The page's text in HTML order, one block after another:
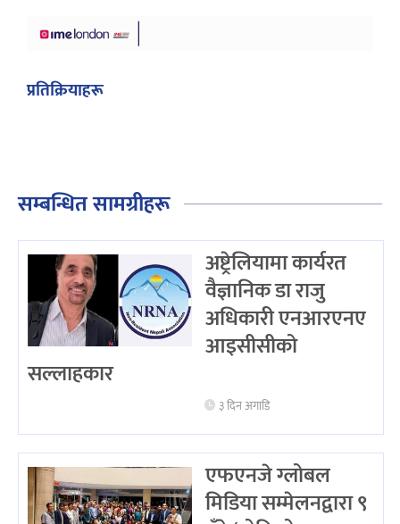
प्रतिक्रियाहरू
सम्बन्धित सामग्रीहरू
अष्ट्रेलियामा कार्यरत
वैज्ञानिक डा राजु
अधिकारी एनआरएनए
आइसीसीको
सल्लाहकार
३ दिन अगाडि
एफएनजे ग्लोबल
मिडिया सम्मेलनद्वारा ९